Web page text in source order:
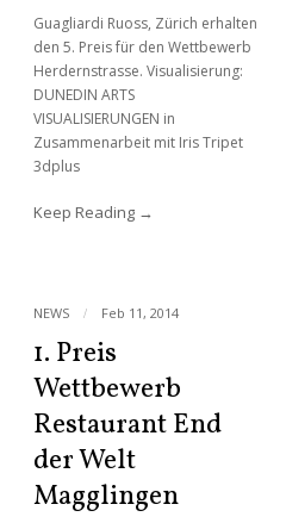
Guagliardi Ruoss, Zürich erhalten
den 5. Preis für den Wettbewerb
Herdernstrasse. Visualisierung:
DUNEDIN ARTS
VISUALISIERUNGEN in
Zusammenarbeit mit Iris Tripet
3dplus
Keep Reading
NEWS Feb 11, 2014
0 Comments
1. Preis
Wettbewerb
Restaurant End
der Welt
Magglingen